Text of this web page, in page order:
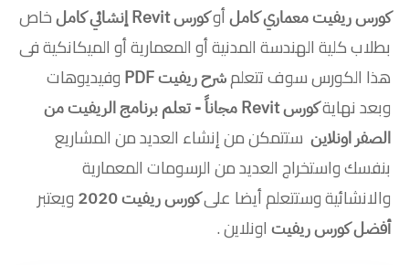
كورس ريفيت معماري كاملأوكورسRevit إنشائي كامل
خاص
بطلاب كلية الهندسة المدنية أو المعمارية أو الميكانكية فى
هذا الكورس سوف تتعلمشرح ريفيت PDF
وفيديوهات
وبعد نهاية
كورس Revit مجاناً - تعلم برنامج الريفيت من
الصفر اونلاين ستتمكن من إنشاء العديد من المشاريع
بنفسك واستخراج العديد من الرسومات المعمارية
والانشائية وستتعلم أيضا علىكورس ريفيت 2020 ويعتبر
أفضل كورس ريفيت اونلاين .